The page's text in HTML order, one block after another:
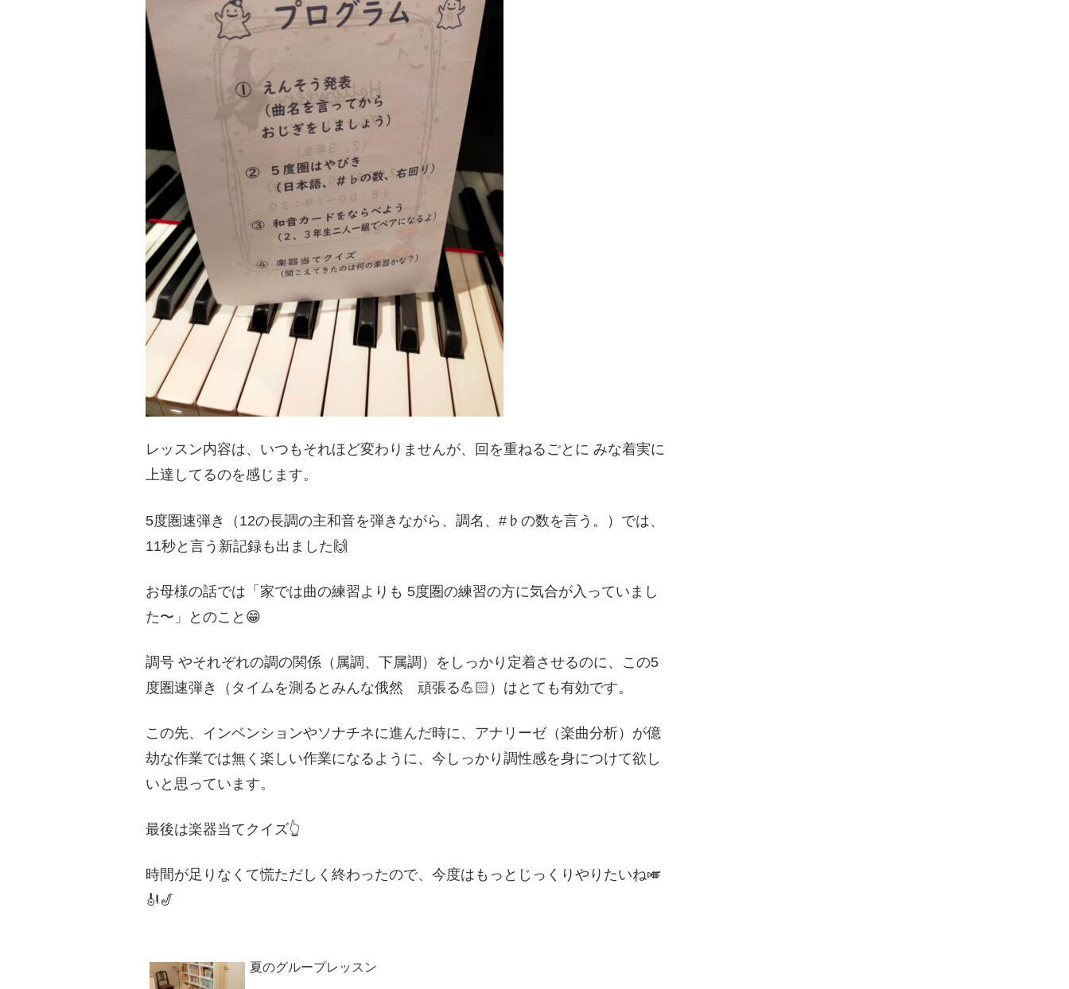
レッスン内容は、いつもそれほど変わりませんが、回を重ねるごとに みな着実に
上達してるのを感じます。
5度圏速弾き（12の長調の主和音を弾きながら、調名、#♭の数を言う。）では、
11秒と言う新記録も出ました🙌
お母様の話では「家では曲の練習よりも 5度圏の練習の方に気合が入っていまし
た〜」とのこと😁
調号 やそれぞれの調の関係（属調、下属調）をしっかり定着させるのに、この5
度圏速弾き（タイムを測るとみんな俄然 頑張る💪🏻）はとても有効です。
この先、インベンションやソナチネに進んだ時に、アナリーゼ（楽曲分析）が億
劫な作業では無く楽しい作業になるように、今しっかり調性感を身につけて欲し
いと思っています。
最後は楽器当てクイズ👆
時間が足りなくて慌ただしく終わったので、今度はもっとじっくりやりたいね🎺
🎻🎷
夏のグループレッスン